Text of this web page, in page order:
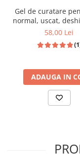
Gel de curatare
normal, uscat,
200 ml
58,00 Lei
ADAUGA IN